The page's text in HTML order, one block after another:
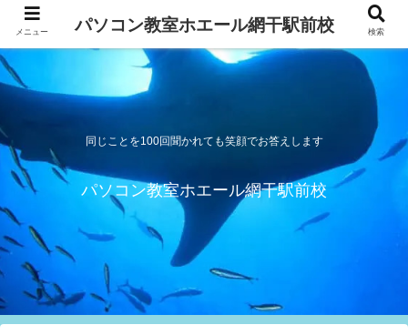
同じことを100回聞かれても笑顔でお答えします
パソコン教室ホエール網干駅前校
メニュー パソコン教室ホエール網干駅前校 検索